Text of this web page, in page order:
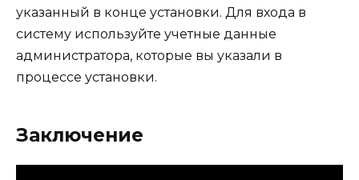
указанный в конце установки. Для входа в
систему используйте учетные данные
администратора, которые вы указали в
процессе установки.
Заключение